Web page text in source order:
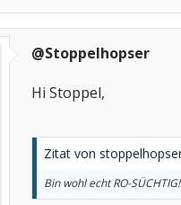
@Stoppelhopser
Hi Stoppel,
Zitat von
Bin wohl echt RO-